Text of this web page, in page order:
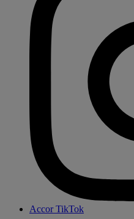
Accor TikTok